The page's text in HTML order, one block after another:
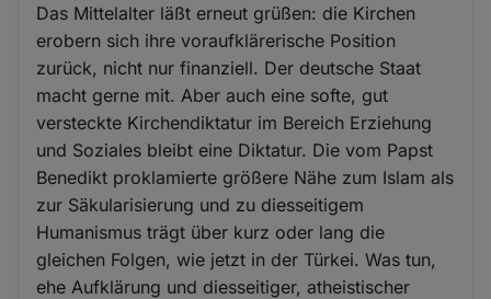
Das Mittelalter läßt erneut grüßen: die Kirchen
erobern sich ihre voraufklärerische Position
zurück, nicht nur finanziell. Der deutsche Staat
macht gerne mit. Aber auch eine softe, gut
versteckte Kirchendiktatur im Bereich Erziehung
und Soziales bleibt eine Diktatur. Die vom Papst
Benedikt proklamierte größere Nähe zum Islam als
zur Säkularisierung und zu diesseitigem
Humanismus trägt über kurz oder lang die
gleichen Folgen, wie jetzt in der Türkei. Was tun,
ehe Aufklärung und diesseitiger, atheistischer